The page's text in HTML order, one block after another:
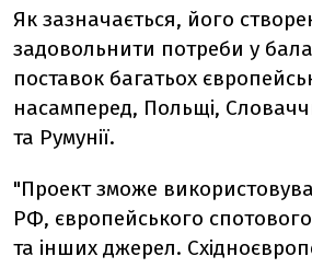
Як зазначається, його
задовольнити потреби у
поставок багатьох
насамперед, Польщі,
та Румунії.
"Проект зможе
РФ, європейського
та інших джерел.